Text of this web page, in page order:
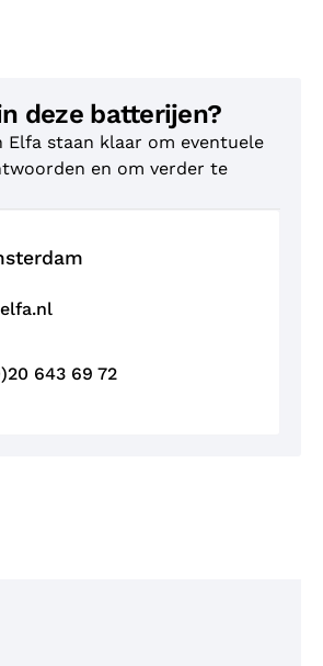
deze batterijen?
Elfa staan klaar om eventuele
en om verder te
643 69 72